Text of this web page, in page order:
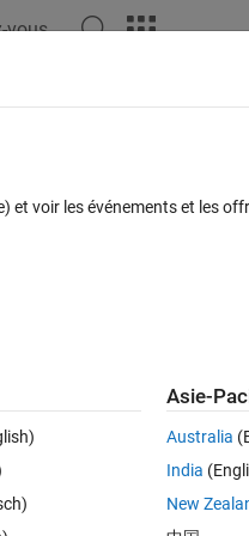
vous
plus anciens
voir les événements et les
Asie-
Australia
India
New